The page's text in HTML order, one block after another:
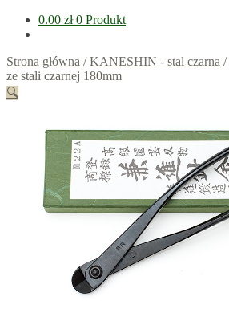
0.00 zł 0 Produkt
Strona główna /KANESHIN - stal czarna /
ze stali czarnej 180mm
🔍